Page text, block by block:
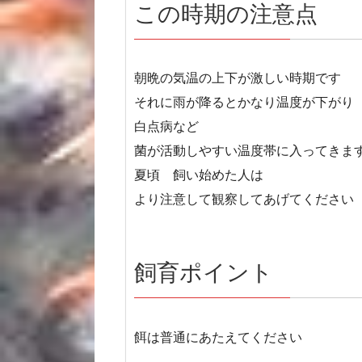
この時期の注意点
朝晩の気温の上下が激しい時期です
それに雨が降るとかなり温度が下がり
白点病など
菌が活動しやすい温度帯に入ってきま
夏頃 飼い始めた人は
より注意して観察してあげてください
飼育ポイント
餌は普通にあたえてください